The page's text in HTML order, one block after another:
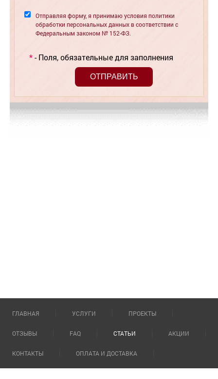
Отправляя форму, я принимаю условия политики
обработки персональных данных в соответствии с
Федеральным законом № 152-ФЗ.
*- Поля, обязательные для заполнения
ГЛАВНАЯ УСЛУГИ ПРОЕКТЫ
ОТЗЫВЫ FAQ СТАТЬИ АКЦИИ
КОНТАКТЫ ОПЛАТА И ДОСТАВКА